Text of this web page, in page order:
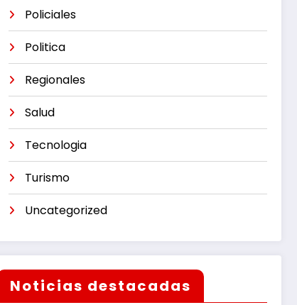
Policiales
Politica
Regionales
Salud
Tecnologia
Turismo
Uncategorized
Noticias destacadas